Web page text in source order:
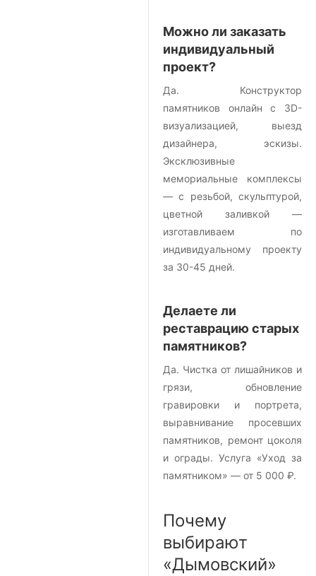
Можно ли заказать
индивидуальный
проект?
Да. Конструктор
памятников онлайн с 3D-
визуализацией, выезд
дизайнера, эскизы.
Эксклюзивные
мемориальные комплексы
— с резьбой, скульптурой,
цветной заливкой —
изготавливаем по
индивидуальному проекту
за 30-45 дней.
Делаете ли
реставрацию старых
памятников?
Да. Чистка от лишайников и
грязи, обновление
гравировки и портрета,
выравнивание просевших
памятников, ремонт цоколя
и ограды. Услуга «Уход за
памятником» — от 5 000 ₽.
Почему
выбирают
«Дымовский»